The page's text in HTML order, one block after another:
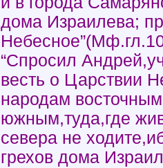
дома Израилева;
“Спросил
весть о Царствии
народам
южным,туда,где
севера не
грехов дома